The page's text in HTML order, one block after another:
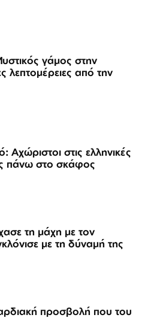
γάμος στην
λεπτομέρειες από την
Αχώριστοι στις ελληνικές
πάνω στο σκάφος
τη μάχη με τον
με τη δύναμή της
προσβολή που του